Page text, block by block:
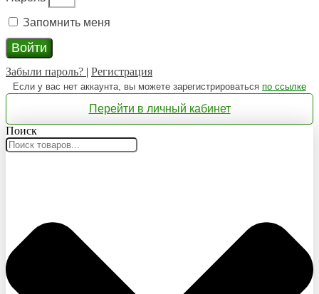
Запомнить меня
Войти
Забыли пароль? | Регистрация
Если у вас нет аккаунта, вы можете зарегистрироваться по ссылке
Перейти в личный кабинет
Поиск